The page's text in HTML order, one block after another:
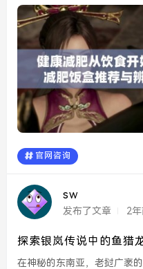
制摄入的热量，可以更有效
盒...
官网咨询
sw
发布了文章 2
探索银岚传说中的鱼猎
在神秘的东南亚，老挝广袤